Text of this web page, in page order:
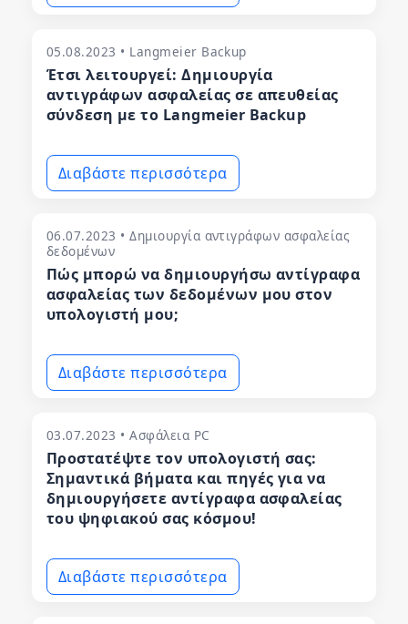
05.08.2023 • Langmeier Backup
Έτσι λειτουργεί: Δημιουργία
αντιγράφων ασφαλείας σε απευθείας
σύνδεση με το Langmeier Backup
Διαβάστε περισσότερα
06.07.2023 • Δημιουργία αντιγράφων ασφαλείας
δεδομένων
Πώς μπορώ να δημιουργήσω αντίγραφα
ασφαλείας των δεδομένων μου στον
υπολογιστή μου;
Διαβάστε περισσότερα
03.07.2023 • Ασφάλεια PC
Προστατέψτε τον υπολογιστή σας:
Σημαντικά βήματα και πηγές για να
δημιουργήσετε αντίγραφα ασφαλείας
του ψηφιακού σας κόσμου!
Διαβάστε περισσότερα